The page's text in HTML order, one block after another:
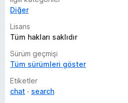
Diğer
Lisans
Tüm hakları saklıdır
Sürüm geçmişi
Tüm sürümleri göster
Etiketler
chat
search